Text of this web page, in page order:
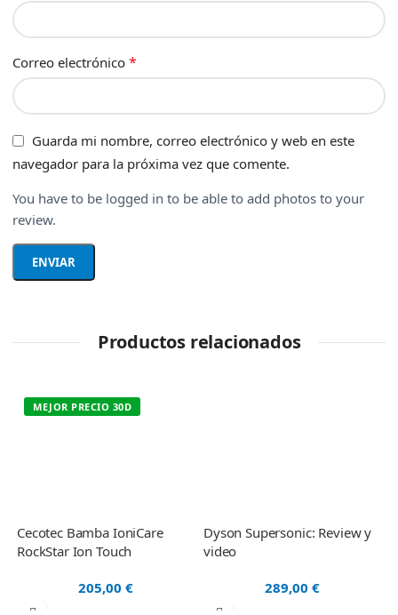
Correo electrónico *
Guarda mi nombre, correo electrónico y web en este
navegador para la próxima vez que comente.
You have to be logged in to be able to add photos to your
review.
Productos relacionados
MEJOR PRECIO 30D
Cecotec Bamba IoniCare
RockStar Ion Touch
205,00 €
Dyson Supersonic: Review y
video
289,00 €